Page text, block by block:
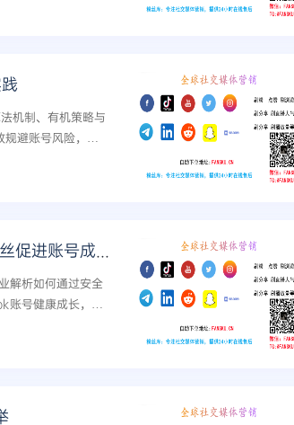
机制、有机策略与
规避账号风险，实
安全第一：如何安全有效地购买TikTok粉丝促进账号成长
解析如何通过安全
账号健康成长，规